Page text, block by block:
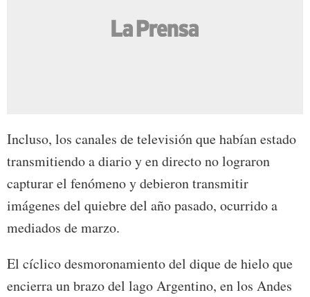
Incluso, los canales de televisión que habían estado
transmitiendo a diario y en directo no lograron
capturar el fenómeno y debieron transmitir
imágenes del quiebre del año pasado, ocurrido a
mediados de marzo.
El cíclico desmoronamiento del dique de hielo que
encierra un brazo del lago Argentino, en los Andes